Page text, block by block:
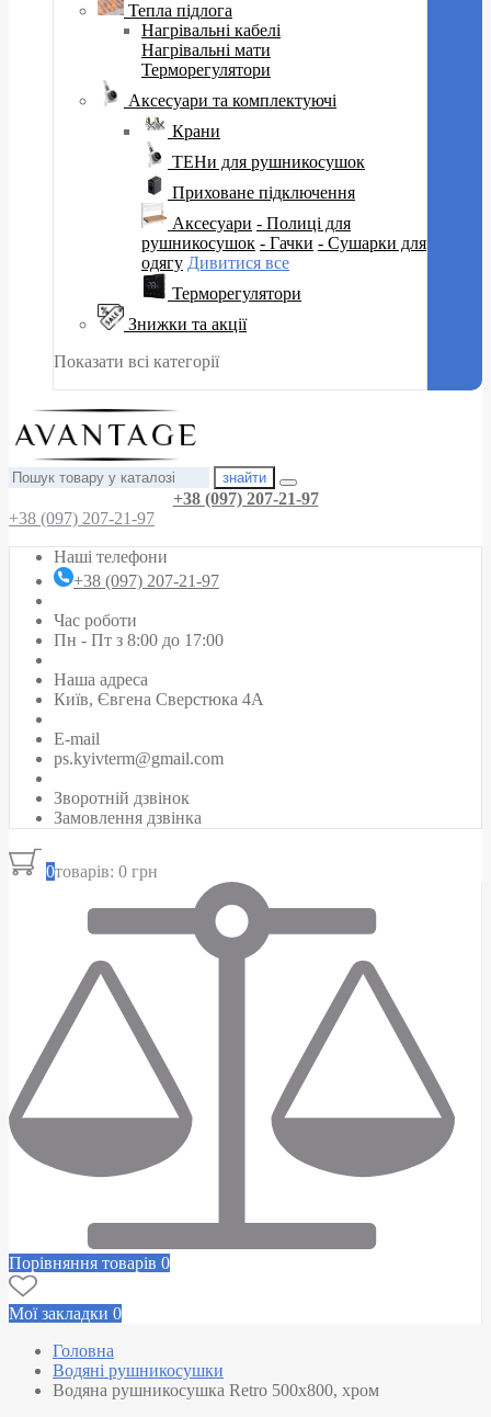
Тепла підлога
Нагрівальні кабелі
Нагрівальні мати
Терморегулятори
Аксесуари та комплектуючі
Крани
ТЕНи для рушникосушок
Приховане підключення
Аксесуари - Полиці для
рушникосушок - Гачки - Сушарки для
одягу Дивитися все
Терморегулятори
Знижки та акції
Показати всі категорії
знайти
+38 (097) 207-21-97
+38 (097) 207-21-97
Наші телефони
+38 (097) 207-21-97
Час роботи
Пн - Пт з 8:00 до 17:00
Наша адреса
Київ, Євгена Сверстюка 4А
E-mail
ps.kyivterm@gmail.com
Зворотній дзвінок
Замовлення дзвінка
0товарів: 0 грн
Порівняння товарів 0
Мої закладки 0
Головна
Водяні рушникосушки
Водяна рушникосушка Retro 500х800, хром